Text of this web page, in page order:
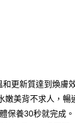
更新質達到煥膚
嫩美背不求人，暢
保養30秒就完成。